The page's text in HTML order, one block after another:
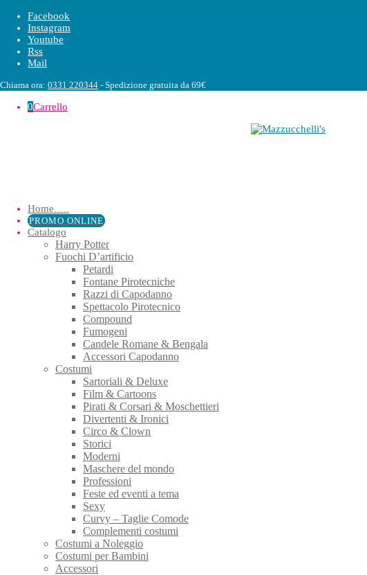
Facebook
Instagram
Youtube
Rss
Mail
Chiama ora: 0331 220344 - Spedizione gratuita da 69€
0Carrello
Home…..
PROMO ONLINE
Catalogo
Harry Potter
Fuochi D’artificio
Petardi
Fontane Pirotecniche
Razzi di Capodanno
Spettacolo Pirotecnico
Compound
Fumogeni
Candele Romane & Bengala
Accessori Capodanno
Costumi
Sartoriali & Deluxe
Film & Cartoons
Pirati & Corsari & Moschettieri
Divertenti & Ironici
Circo & Clown
Storici
Moderni
Maschere del mondo
Professioni
Feste ed eventi a tema
Sexy
Curvy – Taglie Comode
Complementi costumi
Costumi a Noleggio
Costumi per Bambini
Accessori